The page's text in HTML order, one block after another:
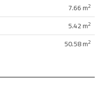
7.66 m2
5.42 m2
50.58 m2